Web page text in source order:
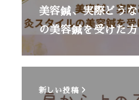
美容鍼、実際どう
の美容鍼を受けた
新しい投稿